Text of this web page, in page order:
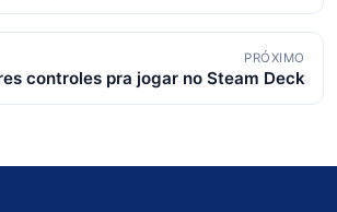
PRÓXIMO
controles pra jogar no Steam Deck